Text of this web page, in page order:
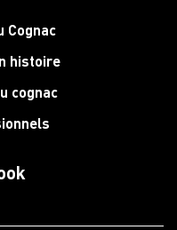
Cognac
histoire
cognac